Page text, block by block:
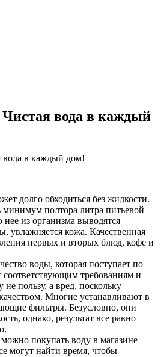
вода в каждый
долго обходиться без жидкости.
полтора литра питьевой
из организма выводятся
увлажняется кожа. Качественная
первых и вторых блюд, кофе и
воды, которая поступает по
соответствующим требованиям и
пользу, а вред, поскольку
Многие устанавливают в
фильтры. Безусловно, они
однако, результат все равно
покупать воду в магазине
могут найти время, чтобы